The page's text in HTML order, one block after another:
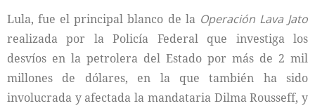
Lula, fue el principal blanco de la Operación Lava Jato
realizada por la Policía Federal que investiga los
desvíos en la petrolera del Estado por más de 2 mil
millones de dólares, en la que también ha sido
involucrada y afectada la mandataria Dilma Rousseff, y